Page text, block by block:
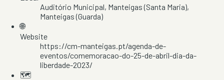
Auditório Municipal, Manteigas (Santa Maria),
Manteigas(Guarda)
🌐
Website
https://cm-manteigas.pt/agenda-de-
eventos/comemoracao-do-25-de-abril-dia-da-
liberdade-2023/
🗺️